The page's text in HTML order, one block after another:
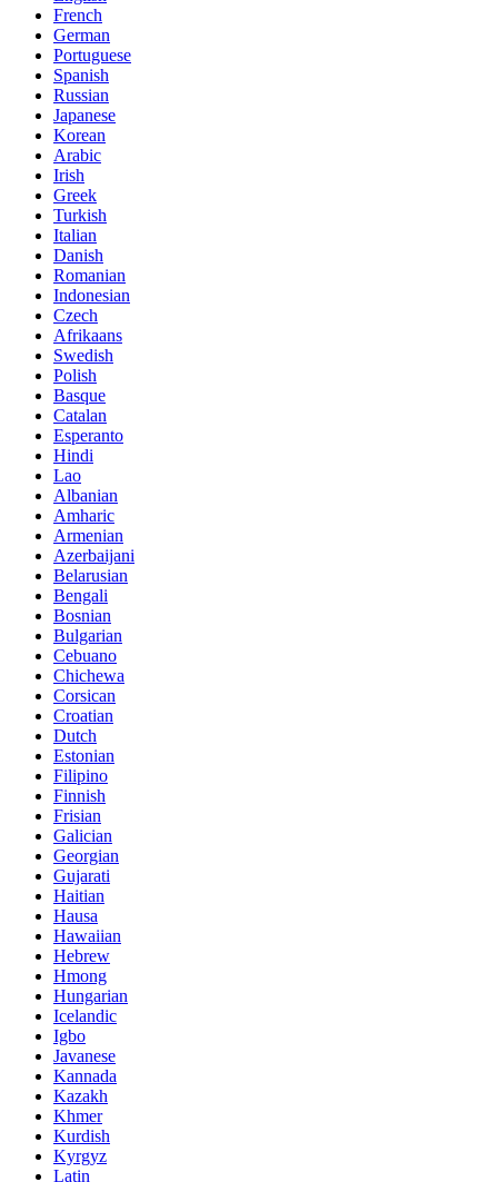
French
German
Portuguese
Spanish
Russian
Japanese
Korean
Arabic
Irish
Greek
Turkish
Italian
Danish
Romanian
Indonesian
Czech
Afrikaans
Swedish
Polish
Basque
Catalan
Esperanto
Hindi
Lao
Albanian
Amharic
Armenian
Azerbaijani
Belarusian
Bengali
Bosnian
Bulgarian
Cebuano
Chichewa
Corsican
Croatian
Dutch
Estonian
Filipino
Finnish
Frisian
Galician
Georgian
Gujarati
Haitian
Hausa
Hawaiian
Hebrew
Hmong
Hungarian
Icelandic
Igbo
Javanese
Kannada
Kazakh
Khmer
Kurdish
Kyrgyz
Latin